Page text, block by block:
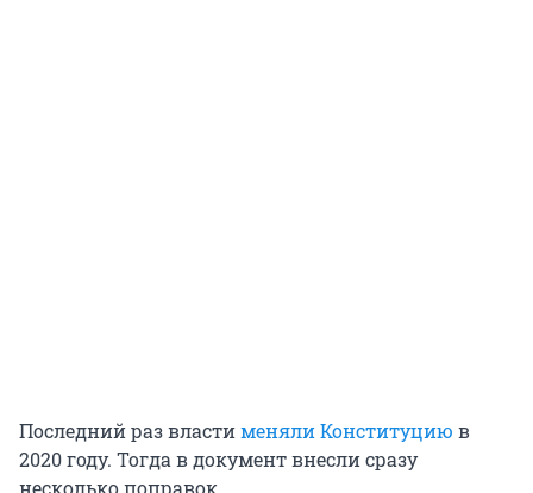
Последний раз властименяли Конституцию в
2020 году. Тогда в документ внесли сразу
несколько поправок.